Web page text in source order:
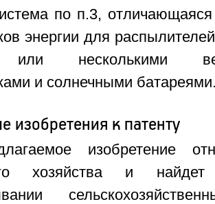
по п.3, отличающаяся
энергии для
несколькими
и солнечными
изобретения к патенту
изобретение
хозяйства и